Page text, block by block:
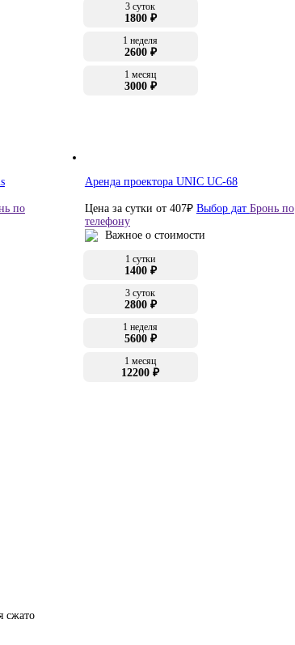
3 суток
1800 ₽
1 неделя
2600 ₽
1 месяц
3000 ₽
по
Аренда проектора UNIC UC-68
Цена за сутки от 407₽ Выбор дат Бронь по
телефону
Важное о стоимости
1 сутки
1400 ₽
3 суток
2800 ₽
1 неделя
5600 ₽
1 месяц
12200 ₽
сжато